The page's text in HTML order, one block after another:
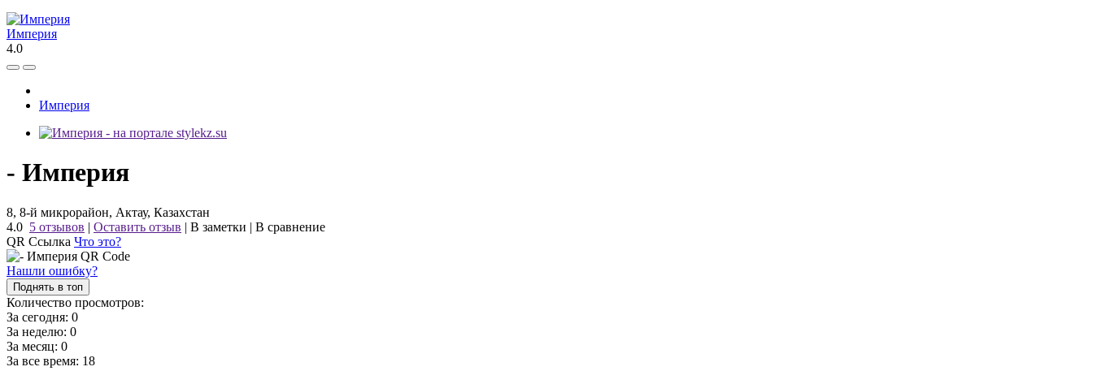
Империя
4.0
Империя
- Империя
8, 8-й микрорайон, Актау, Казахстан
4.0 5 отзывов | Оставить отзыв | В заметки | В сравнение
QR Ссылка Что это?
Нашли ошибку?
Поднять в топ
Количество просмотров:
За сегодня: 0
За неделю: 0
За месяц: 0
За все время: 18